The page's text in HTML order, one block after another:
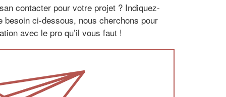
contacter pour votre projet ? Indiquez-
besoin ci-dessous, nous cherchons pour
avec le pro qu’il vous faut !